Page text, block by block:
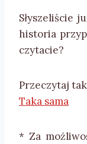
Słyszeliście
historia
czytacie?
Przeczytaj
Taka sama
* Za